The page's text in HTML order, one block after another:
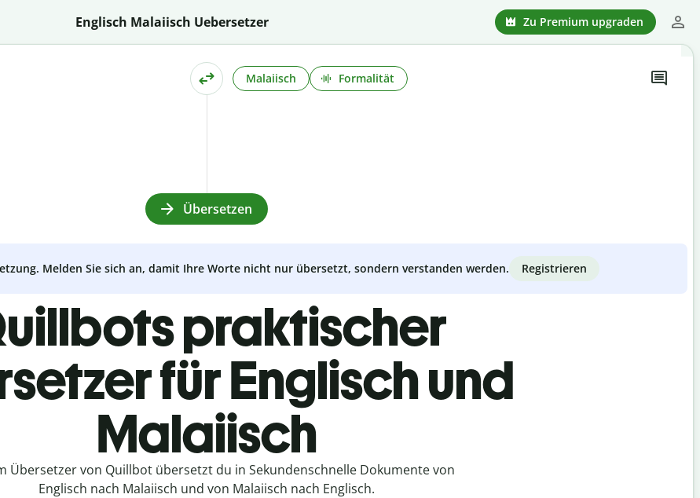
Englisch Malaiisch Uebersetzer Zu Premium upgraden
Malaiisch Formalität
Übersetzen
Melden Sie sich an, damit Ihre Worte nicht nur übersetzt, sondern verstanden werden. Registrieren
praktischer
für Englisch und
Malaiisch
Übersetzer von Quillbot übersetzt du in Sekundenschnelle Dokumente von
Englisch nach Malaiisch und von Malaiisch nach Englisch.